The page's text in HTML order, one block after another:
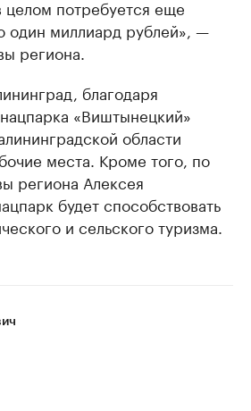
потребуется еще
один миллиард рублей», —
региона.
благодаря
«Виштынецкий»
области
места. Кроме того, по
региона Алексея
будет способствовать
и сельского туризма.